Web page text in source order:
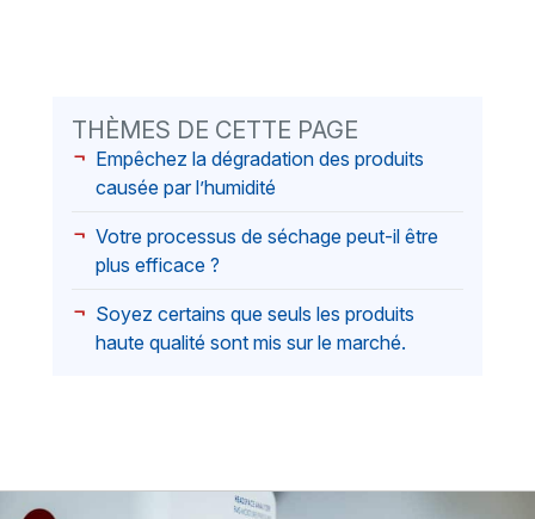
THÈMES DE CETTE PAGE
Empêchez la dégradation des produits
causée par l’humidité
Votre processus de séchage peut-il être
plus efficace ?
Soyez certains que seuls les produits
haute qualité sont mis sur le marché.